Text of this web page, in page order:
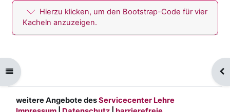
Kursindex öffnen
Hierzu klicken, um den Bootstrap-Code für vier
Kacheln anzuzeigen.
weitere Angebote desServicecenter Lehre